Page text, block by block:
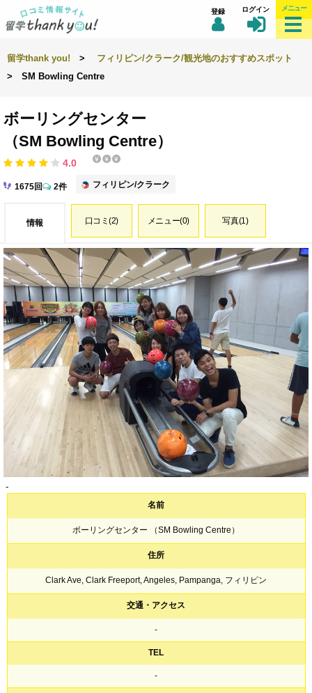
登録 ログイン メニュー
留学thank you! > フィリピン/クラーク/観光地のおすすめスポット
> SM Bowling Centre
ボーリングセンター
（SM Bowling Centre）
フィリピン/クラーク
4.0
1675回 2件
情報 口コミ(2) メニュー(0) 写真(1)
-
名前
ボーリングセンター （SM Bowling Centre）
住所
Clark Ave, Clark Freeport, Angeles, Pampanga, フィリピン
交通・アクセス
-
TEL
-